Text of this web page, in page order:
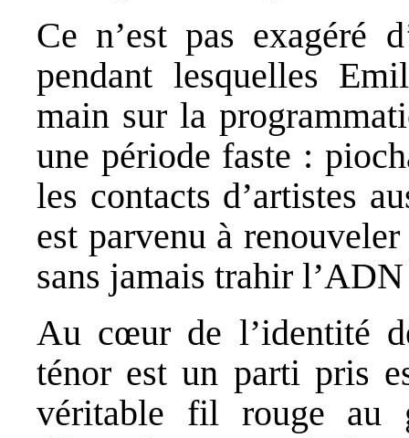
Ce n’est pas exagéré
pendant lesquelles
main sur la
une période faste :
les contacts d’artistes
est parvenu à
sans jamais trahir
Au cœur de l’identité
ténor est un parti pris
véritable fil rouge au